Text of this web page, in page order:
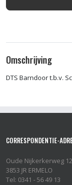
Omschrijving
DTS Barndoor t.b.v.
CORRESPONDENTIE-
Oude Nijkerkerweg
3853 JR ERMELO
Tel: 0341 - 56 49 13